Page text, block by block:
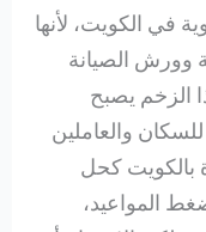
في الكويت، لأنها
وورش الصيانة
الزخم يصبح
والعاملين
بالكويت كحل
المواعيد،